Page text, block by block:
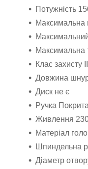
Потужність
Максимальна
Максимальна
Клас захисту II
Довжина
Диск не є
Ручка
Живлення
Матеріал
Шпиндельна
Діаметр